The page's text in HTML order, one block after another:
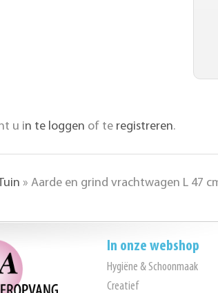
u in te loggen of te registreren.
»Aarde en grind vrachtwagen L 47
In onze webshop
Hygiëne & Schoonmaak
Creatief